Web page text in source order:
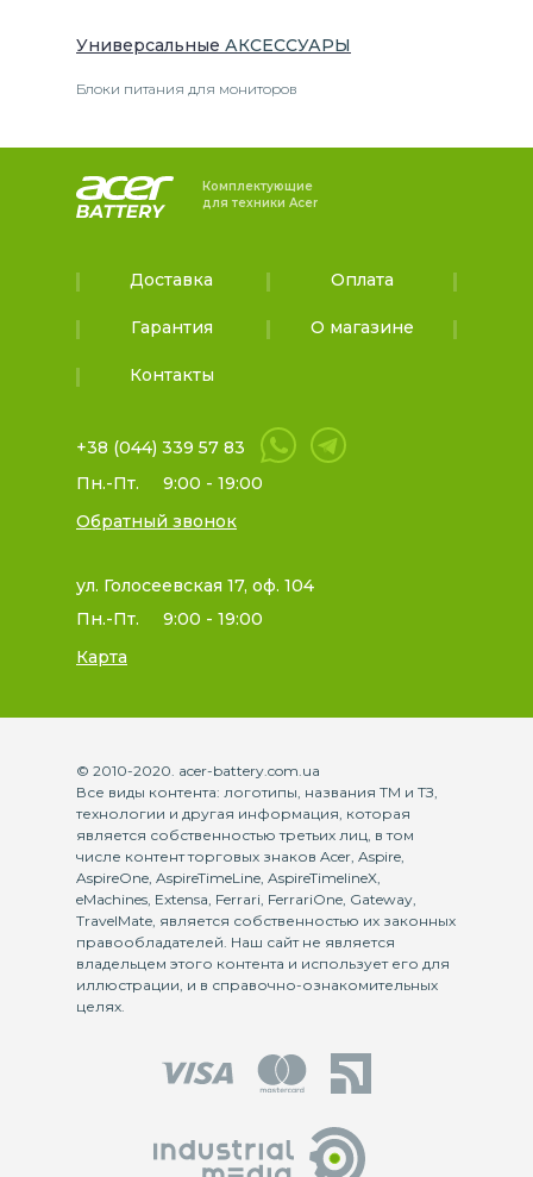
Универсальные АКСЕССУАРЫ
Блоки питания для мониторов
Комплектующие
для техники Acer
Доставка Оплата
Гарантия О магазине
Контакты
+38 (044) 339 57 83
Пн.-Пт.
9:00 - 19:00
Обратный звонок
ул. Голосеевская 17, оф. 104
Пн.-Пт.
9:00 - 19:00
Карта
© 2010-2020. acer-battery.com.ua
Все виды контента: логотипы, названия ТМ и ТЗ,
технологии и другая информация, которая
является собственностью третьих лиц, в том
числе контент торговых знаков Acer, Aspire,
AspireOne, AspireTimeLine, AspireTimelineX,
eMachines, Extensa, Ferrari, FerrariOne, Gateway,
TravelMate, является собственностью их законных
правообладателей. Наш сайт не является
владельцем этого контента и использует его для
иллюстрации, и в справочно-ознакомительных
целях.